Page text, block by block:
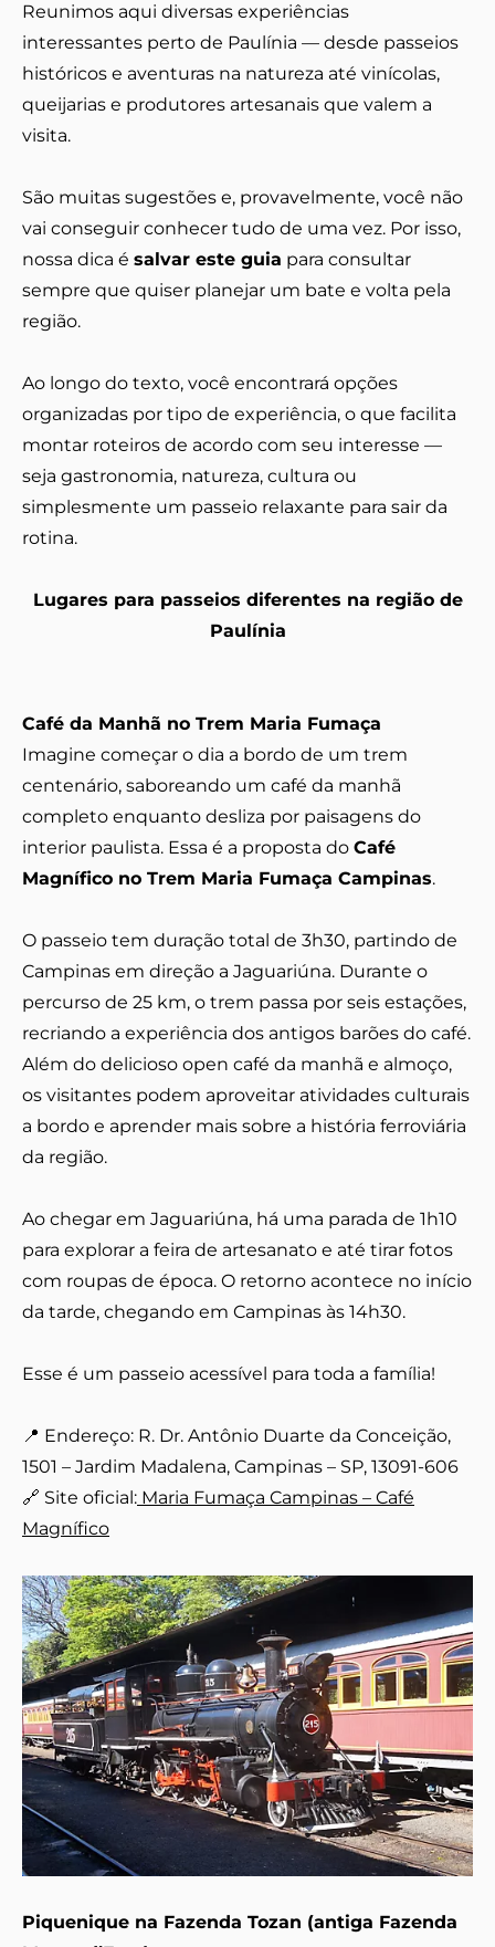
Reunimos aqui diversas experiências
interessantes perto de Paulínia — desde passeios
históricos e aventuras na natureza até vinícolas,
queijarias e produtores artesanais que valem a
visita.
São muitas sugestões e, provavelmente, você não
vai conseguir conhecer tudo de uma vez. Por isso,
nossa dica é salvar este guia para consultar
sempre que quiser planejar um bate e volta pela
região.
Ao longo do texto, você encontrará opções
organizadas por tipo de experiência, o que facilita
montar roteiros de acordo com seu interesse —
seja gastronomia, natureza, cultura ou
simplesmente um passeio relaxante para sair da
rotina.
Lugares para passeios diferentes na região de
Paulínia
Café da Manhã no Trem Maria Fumaça
Imagine começar o dia a bordo de um trem
centenário, saboreando um café da manhã
completo enquanto desliza por paisagens do
interior paulista. Essa é a proposta do Café
Magnífico no Trem Maria Fumaça Campinas.
O passeio tem duração total de 3h30, partindo de
Campinas em direção a Jaguariúna. Durante o
percurso de 25 km, o trem passa por seis estações,
recriando a experiência dos antigos barões do café.
Além do delicioso open café da manhã e almoço,
os visitantes podem aproveitar atividades culturais
a bordo e aprender mais sobre a história ferroviária
da região.
Ao chegar em Jaguariúna, há uma parada de 1h10
para explorar a feira de artesanato e até tirar fotos
com roupas de época. O retorno acontece no início
da tarde, chegando em Campinas às 14h30.
Esse é um passeio acessível para toda a família!
📍 Endereço: R. Dr. Antônio Duarte da Conceição,
1501 – Jardim Madalena, Campinas – SP, 13091-606
🔗 Site oficial: Maria Fumaça Campinas – Café
Magnífico
Piquenique na Fazenda Tozan (antiga Fazenda